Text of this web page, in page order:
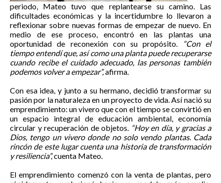
periodo, Mateo tuvo que replantearse su camino. Las
dificultades económicas y la incertidumbre lo llevaron a
reflexionar sobre nuevas formas de empezar de nuevo. En
medio de ese proceso, encontró en las plantas una
oportunidad de reconexión con su propósito.
“Con el
tiempo entendí que, así como una planta puede recuperarse
cuando recibe el cuidado adecuado, las personas también
podemos volver a empezar”,afirma.
Con esa idea, y junto a su hermano, decidió transformar su
pasión por la naturaleza en un proyecto de vida. Así nació su
emprendimiento: un vivero que con el tiempo se convirtió en
un espacio integral de educación ambiental, economía
circular y recuperación de objetos. “Hoy en día, y gracias a
Dios, tengo un vivero donde no solo vendo plantas. Cada
rincón de este lugar cuenta una historia de transformación
y resiliencia”,cuenta Mateo.
El emprendimiento comenzó con la venta de plantas, pero